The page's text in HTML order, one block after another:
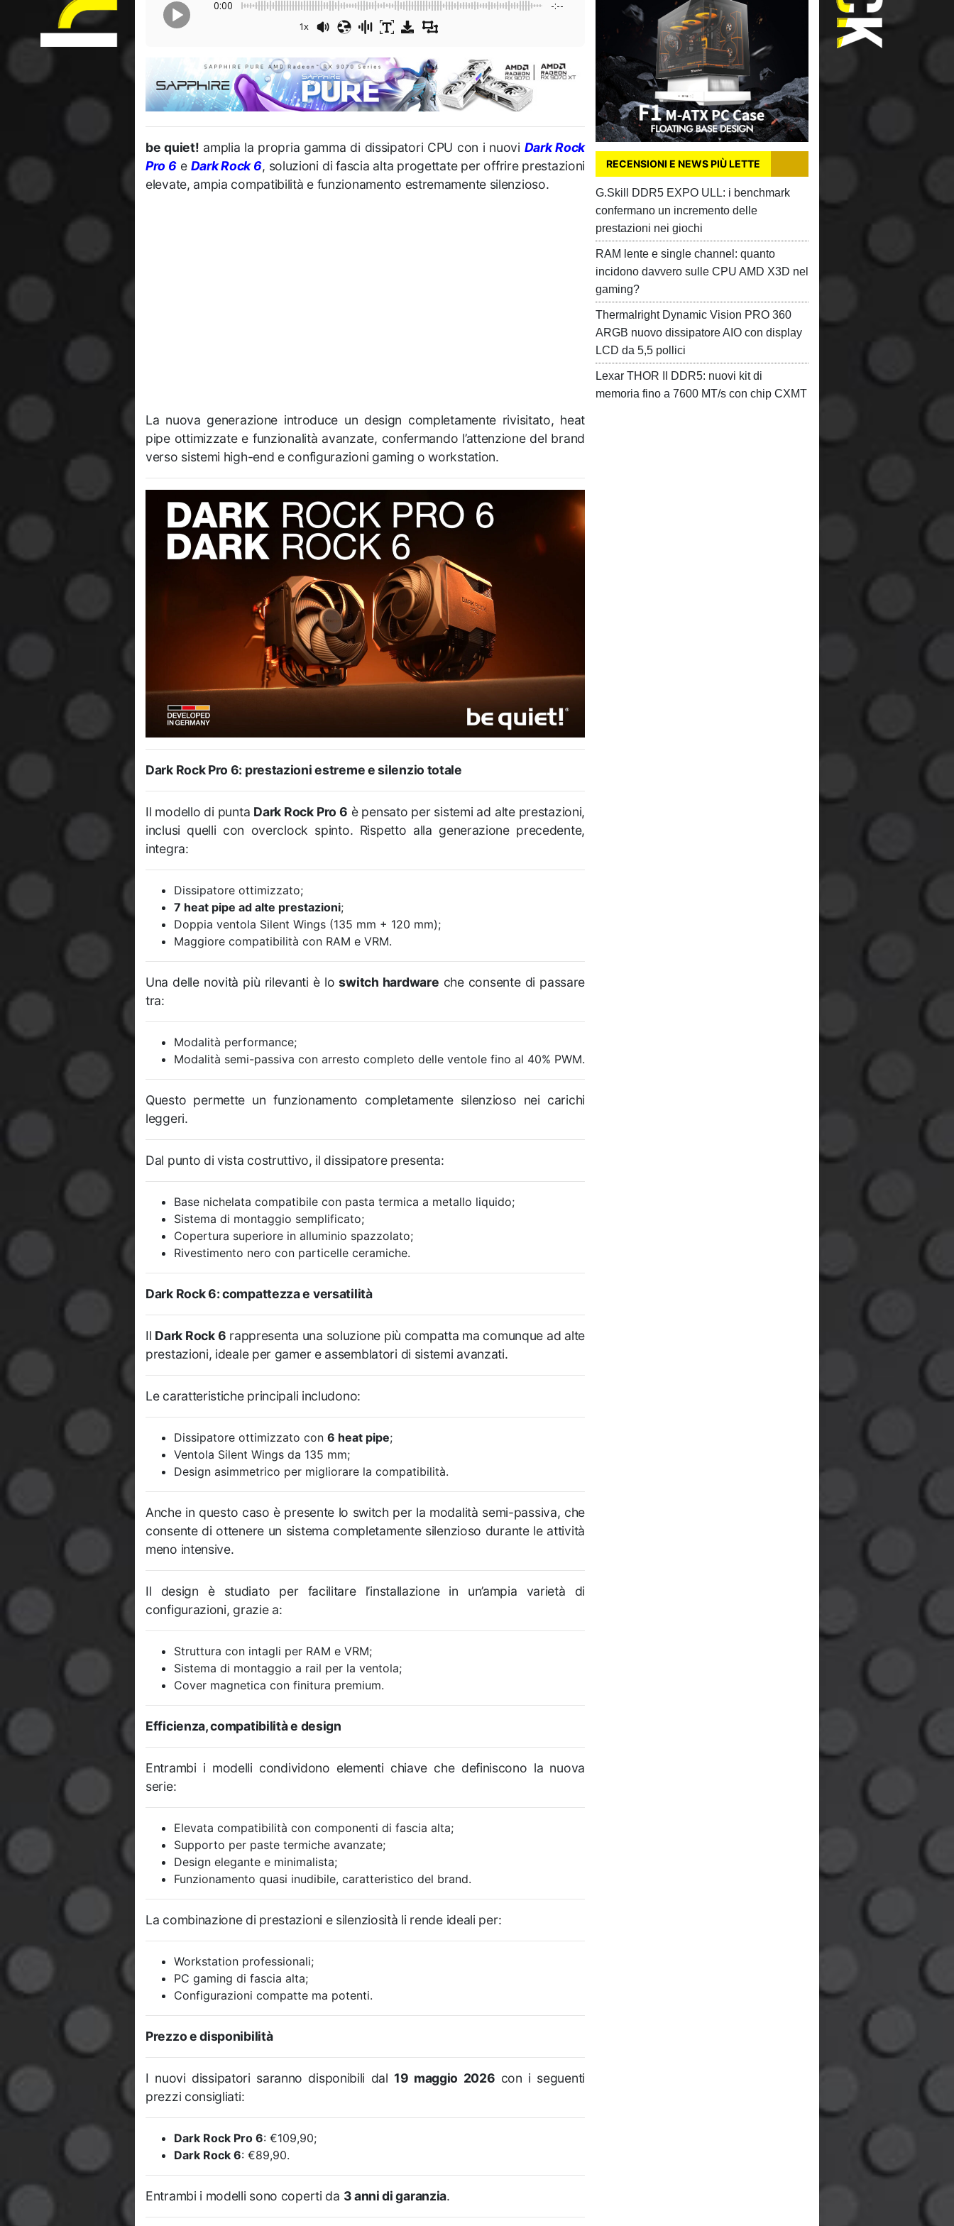
0:00 -:--
1x
be quiet! amplia la propria gamma di dissipatori CPU con i nuovi Dark Rock
Pro 6e Dark Rock 6, soluzioni di fascia alta progettate per offrire prestazioni
elevate, ampia compatibilità e funzionamento estremamente silenzioso.
La nuova generazione introduce un design completamente rivisitato, heat
pipe ottimizzate e funzionalità avanzate, confermando l’attenzione del brand
verso sistemi high-end e configurazioni gaming o workstation.
Dark Rock Pro 6: prestazioni estreme e silenzio totale
Il modello di punta Dark Rock Pro 6 è pensato per sistemi ad alte prestazioni,
inclusi quelli con overclock spinto. Rispetto alla generazione precedente,
integra:
Dissipatore ottimizzato;
7 heat pipe ad alte prestazioni;
Doppia ventola Silent Wings (135 mm + 120 mm);
Maggiore compatibilità con RAM e VRM.
Una delle novità più rilevanti è loswitch hardware che consente di passare
tra:
Modalità performance;
Modalità semi-passiva con arresto completo delle ventole fino al 40% PWM.
Questo permette un funzionamento completamente silenzioso nei carichi
leggeri.
Dal punto di vista costruttivo, il dissipatore presenta:
Base nichelata compatibile con pasta termica a metallo liquido;
Sistema di montaggio semplificato;
Copertura superiore in alluminio spazzolato;
Rivestimento nero con particelle ceramiche.
Dark Rock 6: compattezza e versatilità
Il Dark Rock 6 rappresenta una soluzione più compatta ma comunque ad alte
prestazioni, ideale per gamer e assemblatori di sistemi avanzati.
Le caratteristiche principali includono:
Dissipatore ottimizzato con 6 heat pipe;
Ventola Silent Wings da 135 mm;
Design asimmetrico per migliorare la compatibilità.
Anche in questo caso è presente lo switch per la modalità semi-passiva, che
consente di ottenere un sistema completamente silenzioso durante le attività
meno intensive.
Il design è studiato per facilitare l’installazione in un’ampia varietà di
configurazioni, grazie a:
Struttura con intagli per RAM e VRM;
Sistema di montaggio a rail per la ventola;
Cover magnetica con finitura premium.
Efficienza, compatibilità e design
Entrambi i modelli condividono elementi chiave che definiscono la nuova
serie:
Elevata compatibilità con componenti di fascia alta;
Supporto per paste termiche avanzate;
Design elegante e minimalista;
Funzionamento quasi inudibile, caratteristico del brand.
La combinazione di prestazioni e silenziosità li rende ideali per:
Workstation professionali;
PC gaming di fascia alta;
Configurazioni compatte ma potenti.
Prezzo e disponibilità
I nuovi dissipatori saranno disponibili dal19 maggio 2026 con i seguenti
prezzi consigliati:
Dark Rock Pro 6: €109,90;
Dark Rock 6: €89,90.
Entrambi i modelli sono coperti da 3 anni di garanzia.
RECENSIONI E NEWS PIÙ LETTE
G.Skill DDR5 EXPO ULL: i benchmark
confermano un incremento delle
prestazioni nei giochi
RAM lente e single channel: quanto
incidono davvero sulle CPU AMD X3D nel
gaming?
Thermalright Dynamic Vision PRO 360
ARGB nuovo dissipatore AIO con display
LCD da 5,5 pollici
Lexar THOR II DDR5: nuovi kit di
memoria fino a 7600 MT/s con chip CXMT